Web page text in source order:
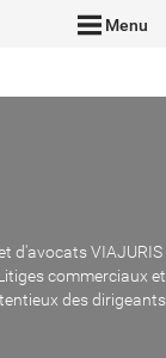
Menu
d'avocats VIAJURIS
commerciaux et
des dirigeants